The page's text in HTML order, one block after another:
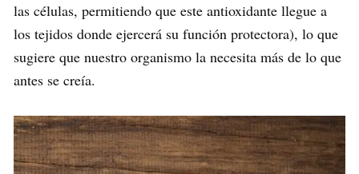
las células, permitiendo que este antioxidante llegue a
los tejidos donde ejercerá su función protectora), lo que
sugiere que nuestro organismo la necesita más de lo que
antes se creía.